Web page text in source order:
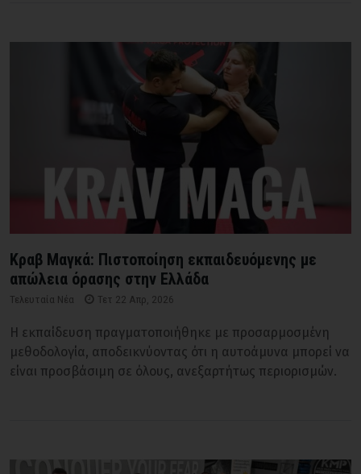
Κραβ Μαγκά: Πιστοποίηση εκπαιδευόμενης με
απώλεια όρασης στην Ελλάδα
Τελευταία Νέα Τετ 22 Απρ, 2026
Η εκπαίδευση πραγματοποιήθηκε με προσαρμοσμένη
μεθοδολογία, αποδεικνύοντας ότι η αυτοάμυνα μπορεί να
είναι προσβάσιμη σε όλους, ανεξαρτήτως περιορισμών.